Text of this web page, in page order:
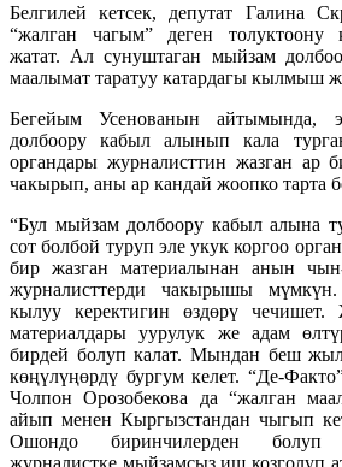
Белгилей кетсек, депутат Галина
“жалган чагым” деген толуктоону
жатат. Ал сунуштаган мыйзам
маалымат таратуу катардагы кылмыш
Бегейым Усенованын айтымында,
долбоору кабыл алынып кала
органдары журналисттин жазган ар
чакырып, аны ар кандай жоопко тарта
“Бул мыйзам долбоору кабыл алына
сот болбой туруп эле укук коргоо
бир жазган материалынан анын чын-
журналисттерди чакырышы
кылуу керектигин өздөрү чечишет.
материалдары уурулук же адам
бирдей болуп калат. Мындан беш
көңүлүңөрдү бургум келет. “Де-
Чолпон Орозобекова да “жалган
айып менен Кыргызстандан чыгып
Ошондо биринчилерден
журналистке мыйзамсыз иш козголуп